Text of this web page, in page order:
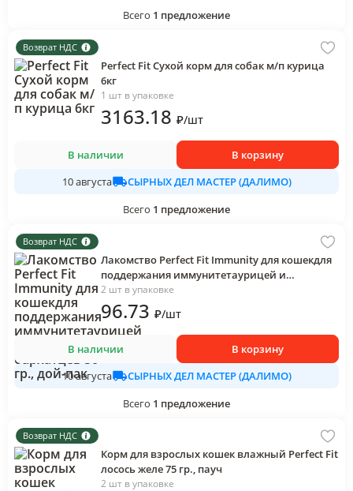
Всего 1 предложение
Возврат НДС
Perfect Fit Сухой корм для собак м/п курица
6кг
1 шт в упаковке
3163.18 ₽/шт
В наличии
В корзину
10 августа
СЫРНЫХ ДЕЛ МАСТЕР (ДАЛИМО)
Всего 1 предложение
Возврат НДС
Лакомство Perfect Fit Immunity для кошекдля
поддержания иммунитетаурицей и
экстрактом бархатцев 50 гр., дой-пак
2 шт в упаковке
96.73 ₽/шт
В наличии
В корзину
10 августа
СЫРНЫХ ДЕЛ МАСТЕР (ДАЛИМО)
Всего 1 предложение
Возврат НДС
Корм для взрослых кошек влажный Perfect Fit
лосось желе 75 гр., пауч
2 шт в упаковке